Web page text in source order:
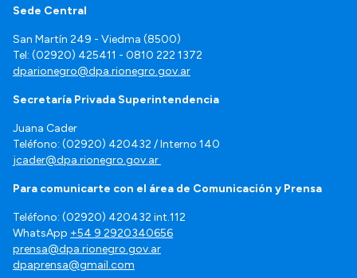
Sede Central
San Martín 249 - Viedma (8500)
Tel: (02920) 425411 - 0810 222 1372
dparionegro@dpa.rionegro.gov.ar
Secretaría Privada Superintendencia
Juana Cader
Teléfono: (02920) 420432 / Interno 140
jcader@dpa.rionegro.gov.ar
Para comunicarte con el área de Comunicación y Prensa
Teléfono: (02920) 420432 int.112
WhatsApp +54 9 2920340656
prensa@dpa.rionegro.gov.ar
dpaprensa@gmail.com